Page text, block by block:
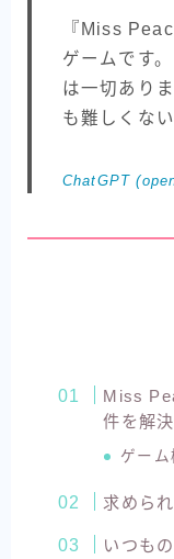
『Miss
ゲームです
は一切あり
も難しくな
ChatGPT
Miss
件を解
ゲーム
求めら
いつも